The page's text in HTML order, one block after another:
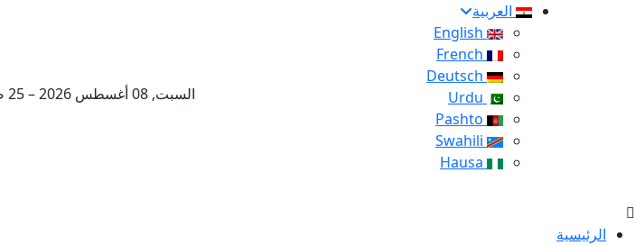
العربية
السبت, 08 أغسطس 2026 – 25 صفر 1448 هـ
الرئيسية